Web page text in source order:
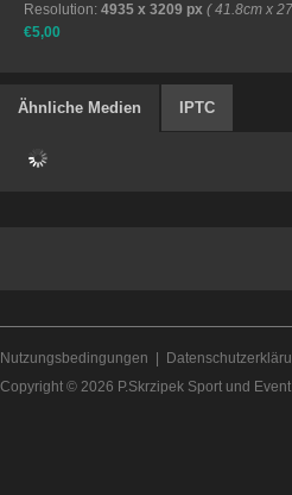
Resolution: 4935 x 3209 px ( 41.8cm x
€5,00
Ähnliche Medien IPTC
Nutzungsbedingungen
Copyright © 2026 P.Skrzipek Sport und